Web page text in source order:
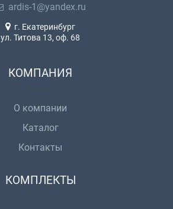
ardis-1@yandex.ru
г. Екатеринбург
ул. Титова 13, оф. 68
КОМПАНИЯ
О компании
Каталог
Контакты
КОМПЛЕКТЫ